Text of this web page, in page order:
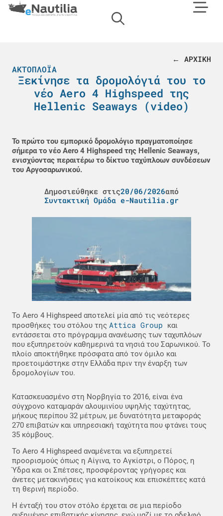
← ΑΡΧΙΚΗ
ΑΚΤΟΠΛΟΪΑ
Ξεκίνησε τα δρομολόγιά του το
νέο Aero 4 Highspeed της
Hellenic Seaways (video)
Το πρώτο του εμπορικό δρομολόγιο πραγματοποίησε
σήμερα το νέο Aero 4 Highspeed της Hellenic Seaways,
ενισχύοντας περαιτέρω το δίκτυο ταχύπλοων συνδέσεων
του Αργοσαρωνικού.
Δημοσιεύθηκε στις20/06/2026από
Συντακτική Ομάδα e-Nautilia.gr
Το Aero 4 Highspeed αποτελεί μία από τις νεότερες
προσθήκες του στόλου της Attica Group
και
εντάσσεται στο πρόγραμμα ανανέωσης των ταχυπλόων
που εξυπηρετούν καθημερινά τα νησιά του Σαρωνικού. Το
πλοίο αποκτήθηκε πρόσφατα από τον όμιλο και
προετοιμάστηκε στην Ελλάδα πριν την έναρξη των
δρομολογίων του.
Κατασκευασμένο στη Νορβηγία το 2016, είναι ένα
σύγχρονο καταμαράν αλουμινίου υψηλής ταχύτητας,
μήκους περίπου 32 μέτρων, με δυνατότητα μεταφοράς
270 επιβατών και υπηρεσιακή ταχύτητα που φτάνει τους
35 κόμβους.
Το Aero 4 Highspeed αναμένεται να εξυπηρετεί
προορισμούς όπως η Αίγινα, το Αγκίστρι, ο Πόρος, η
Ύδρα και οι Σπέτσες, προσφέροντας γρήγορες και
άνετες μετακινήσεις για κατοίκους και επισκέπτες κατά
τη θερινή περίοδο.
Η ένταξή του στον στόλο έρχεται σε μια περίοδο